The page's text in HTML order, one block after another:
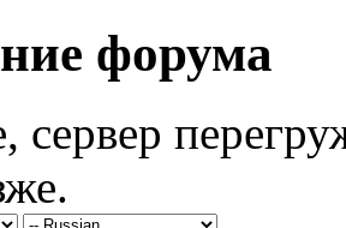
форума
сервер